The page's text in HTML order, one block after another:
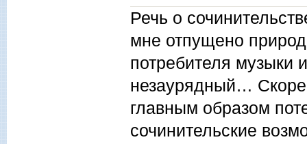
Речь о
мне отпущено
потребителя
незаурядный…
главным образом
сочинительские